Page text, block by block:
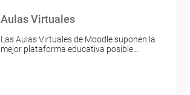
Aulas Virtuales
Las Aulas Virtuales de Moodle suponen la
mejor plataforma educativa posible…